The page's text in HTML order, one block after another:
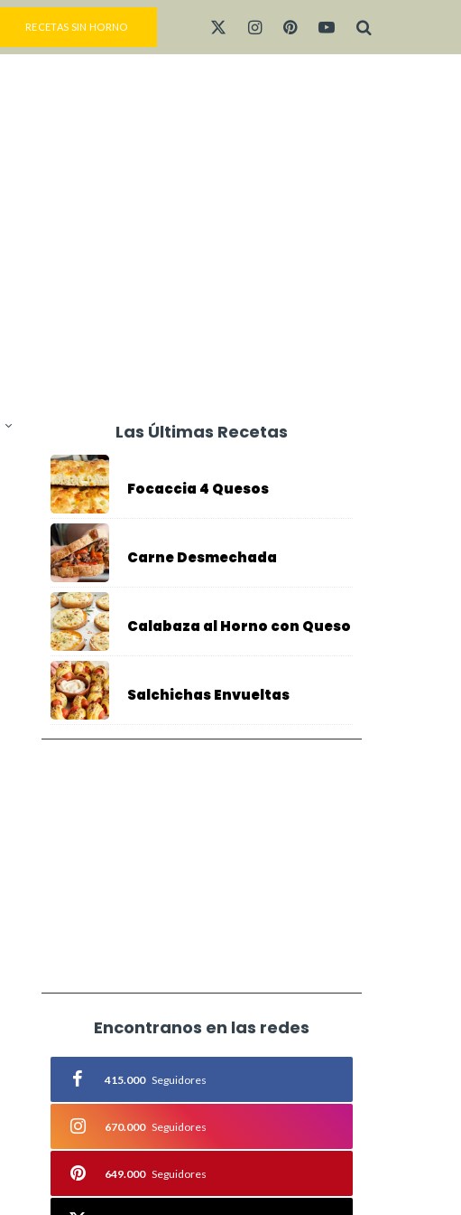
RECETAS SIN HORNO
Las Últimas Recetas
Focaccia 4 Quesos
Carne Desmechada
Calabaza al Horno con Queso
Salchichas Envueltas
Encontranos en las redes
415.000 Seguidores
670.000 Seguidores
649.000 Seguidores